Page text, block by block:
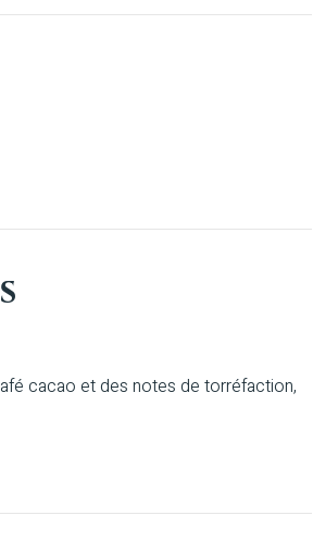
cacao et des notes de torréfaction,